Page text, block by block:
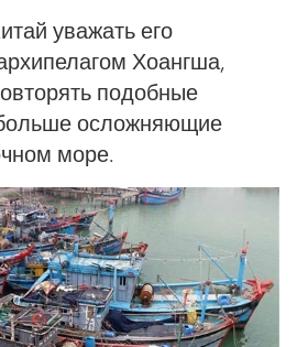
уважать его
Хоангша,
подобные
осложняющие
море.